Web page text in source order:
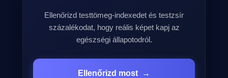
Ellenőrizd testtömeg-indexedet és testzsír
százalékodat, hogy reális képet kapj az
egészségi állapotodról.
Ellenőrizd most →